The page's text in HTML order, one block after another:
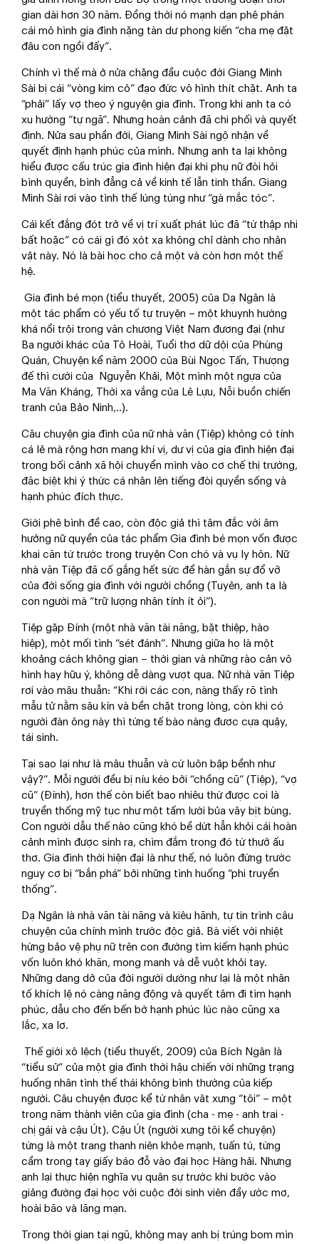
gian dài hơn 30 năm. Đồng thời nó mạnh dạn phê phán
cái mô hình gia đình nặng tàn dư phong kiến “cha mẹ đặt
đâu con ngồi đấy”.
Chính vì thế mà ở nửa chặng đầu cuộc đời Giang Minh
Sài bị cái “vòng kim cô” đạo đức vô hình thít chặt. Anh ta
“phải” lấy vợ theo ý nguyện gia đình. Trong khi anh ta có
xu hướng “tự ngã”. Nhưng hoàn cảnh đã chi phối và quyết
định. Nửa sau phần đời, Giang Minh Sài ngộ nhận về
quyết định hạnh phúc của mình. Nhưng anh ta lại không
hiểu được cấu trúc gia đình hiện đại khi phụ nữ đòi hỏi
bình quyền, bình đẳng cả về kinh tế lẫn tinh thần. Giang
Minh Sài rơi vào tình thế lúng túng như “gà mắc tóc”.
Cái kết đắng đót trở về vị trí xuất phát lúc đã “tứ thập nhi
bất hoặc” có cái gì đó xót xa không chỉ dành cho nhân
vật này. Nó là bài học cho cả một và còn hơn một thế
hệ.
Gia đình bé mọn (tiểu thuyết, 2005) của Dạ Ngân là
một tác phẩm có yếu tố tự truyện – một khuynh hướng
khá nổi trội trong văn chương Việt Nam đương đại (như
Ba người khác của Tô Hoài, Tuổi thơ dữ dội của Phùng
Quán, Chuyện kể năm 2000 của Bùi Ngọc Tấn, Thượng
đế thì cười của Nguyễn Khải, Một mình một ngựa của
Ma Văn Kháng, Thời xa vắng của Lê Lựu, Nỗi buồn chiến
tranh của Bảo Ninh,..).
Câu chuyện gia đình của nữ nhà văn (Tiệp) không có tính
cá lẻ mà rộng hơn mang khí vị, dư vị của gia đình hiện đại
trong bối cảnh xã hội chuyển mình vào cơ chế thị trường,
đăc biệt khi ý thức cá nhân lên tiếng đòi quyền sống và
hạnh phúc đích thực.
Giới phê bình đề cao, còn độc giả thì tâm đắc với âm
hưởng nữ quyền của tác phẩm Gia đình bé mọn vốn được
khai căn từ trước trong truyện Con chó và vụ ly hôn. Nữ
nhà văn Tiệp đã cố gắng hết sức để hàn gắn sự đổ vỡ
của đời sống gia đình với người chồng (Tuyên, anh ta là
con người mà “trữ lượng nhân tính ít ỏi”).
Tiệp gặp Đính (một nhà văn tài năng, bặt thiệp, hào
hiệp), một mối tình “sét đánh”. Nhưng giữa họ là một
khoảng cách không gian – thời gian và những rào cản vô
hình hay hữu ý, không dễ dàng vượt qua. Nữ nhà văn Tiệp
rơi vào mâu thuẫn: “Khi rời các con, nàng thấy rõ tình
mẫu tử nằm sâu kín và bền chặt trong lòng, còn khi có
người đàn ông này thì từng tế bào nàng đươc cựa quậy,
tái sinh.
Tại sao lại như là mâu thuẫn và cứ luôn bập bềnh như
vậy?”. Mỗi người đều bị níu kéo bởi “chồng cũ” (Tiệp), “vợ
cũ” (Đính), hơn thế còn biết bao nhiêu thứ được coi là
truyền thống mỹ tục như một tấm lưới bủa vây bịt bùng.
Con người dẫu thế nào cũng khó bề dứt hẳn khỏi cái hoàn
cảnh mình được sinh ra, chìm đắm trong đó từ thưở ấu
thơ. Gia đình thời hiện đại là như thế, nó luôn đứng trước
nguy cơ bị “bắn phá” bởi những tình huống “phi truyền
thống”.
Dạ Ngân là nhà văn tài năng và kiêu hãnh, tự tin trình câu
chuyện của chính mình trước độc giả. Bà viết với nhiệt
hứng bảo vệ phụ nữ trên con đường tìm kiếm hạnh phúc
vốn luôn khó khăn, mong manh và dễ vuột khỏi tay.
Những dang dở của đời người dường như lại là một nhân
tố khích lệ nó càng năng động và quyết tâm đi tìm hạnh
phúc, dẫu cho đến bến bờ hạnh phúc lúc nào cũng xa
lắc, xa lơ.
Thế giới xô lệch (tiểu thuyết, 2009) của Bích Ngân là
“tiểu sử” của một gia đình thời hậu chiến với những trạng
huống nhân tình thế thái không bình thường của kiếp
người. Câu chuyện được kể từ nhân vât xưng “tôi” – một
trong năm thành viên của gia đình (cha - mẹ - anh trai -
chị gái và cậu Út). Cậu Út (người xưng tôi kể chuyện)
từng là một trang thanh niên khỏe mạnh, tuấn tú, từng
cầm trong tay giấy báo đỗ vào đại học Hàng hải. Nhưng
anh lại thực hiện nghĩa vụ quân sự trước khi bước vào
giảng đường đại học với cuộc đời sinh viên đầy ước mơ,
hoài bão và lãng mạn.
Trong thời gian tại ngũ, không may anh bị trúng bom mìn